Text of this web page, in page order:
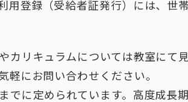
用登録（受給者証発行）には、世
カリキュラムについては教室にて
軽にお問い合わせください。
でに定められています。高度成長